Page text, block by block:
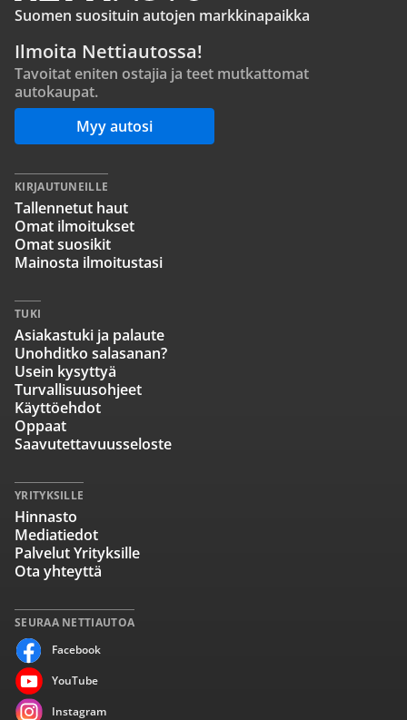
Suomen suosituin autojen markkinapaikka
Ilmoita Nettiautossa!
Tavoitat eniten ostajia ja teet mutkattomat
autokaupat.
Myy autosi
SEURAA NETTIAUTOA
Facebook
YouTube
Instagram
KIRJAUTUNEILLE
Tallennetut haut
Omat ilmoitukset
Omat suosikit
Mainosta ilmoitustasi
TUKI
Asiakastuki ja palaute
Unohditko salasanan?
Usein kysyttyä
Turvallisuusohjeet
Käyttöehdot
Oppaat
Saavutettavuusseloste
YRITYKSILLE
Hinnasto
Mediatiedot
Palvelut Yrityksille
Ota yhteyttä